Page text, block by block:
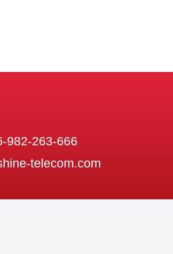
982-263-666
telecom.com